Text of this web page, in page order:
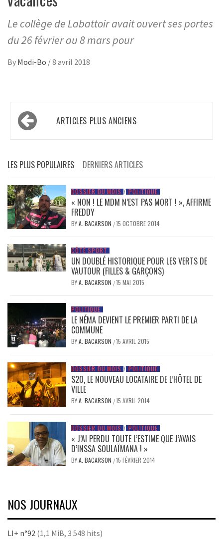
Le collège de Labattoir avait ouvert ses portes
du 26 février au 8 mars pour
By Modi-Bo /8 avril 2018
Navigation
des ARTICLES PLUS ANCIENS
LES PLUS POPULAIRES DERNIERS ARTICLES
DOSSIER DU MOIS / POLITIQUE
« NON ! LE MDM N’EST PAS MORT ! », AFFIRME
FREDDY
BYA. BACARSON /15 OCTOBRE 2014
CÔTÉ SPORT
UN DOUBLÉ HISTORIQUE POUR LES VERTS DE
VAUTOUR (FILLES & GARÇONS)
BYA. BACARSON /15 MAI 2015
POLITIQUE
LE NÉMA DEVIENT LE PREMIER PARTI DE LA
COMMUNE
BYA. BACARSON /15 AVRIL 2015
DOSSIER DU MOIS / POLITIQUE
S2O, LE NOUVEAU LOCATAIRE DE L’HÔTEL DE
VILLE
BYA. BACARSON /15 AVRIL 2014
DOSSIER DU MOIS / POLITIQUE
« J’AI PERDU TOUTE L’ESTIME QUE J’AVAIS
D’INSSA SOULAÏMANA ! »
BYA. BACARSON /15 FÉVRIER 2014
NOS JOURNAUX
LI+ n°92 (1,1 MiB, 3 548 hits)